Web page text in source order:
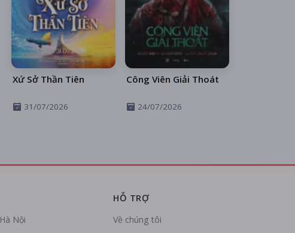
Xứ Sở Thần Tiên
31/07/2026
Công Viên Giải Thoát
24/07/2026
Hà Nội
HỖ TRỢ
Về chúng tôi